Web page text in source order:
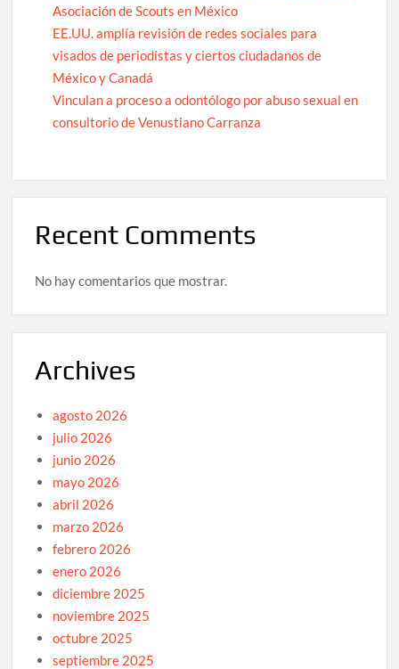
Asociación de Scouts en México
EE.UU. amplía revisión de redes sociales para
visados de periodistas y ciertos ciudadanos de
México y Canadá
Vinculan a proceso a odontólogo por abuso sexual en
consultorio de Venustiano Carranza
Recent Comments
No hay comentarios que mostrar.
Archives
agosto 2026
julio 2026
junio 2026
mayo 2026
abril 2026
marzo 2026
febrero 2026
enero 2026
diciembre 2025
noviembre 2025
octubre 2025
septiembre 2025